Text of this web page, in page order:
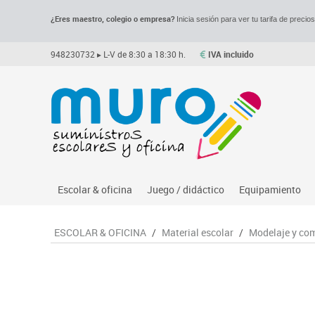
¿Eres maestro, colegio o empresa?Inicia sesión para ver tu tarifa de precios.
948230732 ▸ L-V de 8:30 a 18:30 h. IVA incluido
Escolar & oficina
Archivo
Juego / didáctico
Asociación y atención
Equipamiento
Despachos y
ESCOLAR & OFICINA / Material escolar / Modelaje y